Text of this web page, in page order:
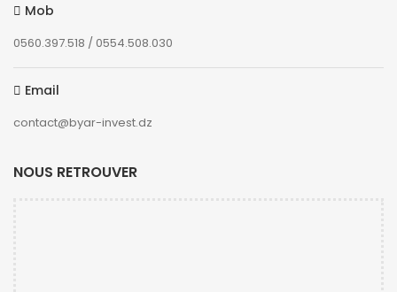
Mob
0560.397.518 / 0554.508.030
Email
contact@byar-invest.dz
NOUS RETROUVER